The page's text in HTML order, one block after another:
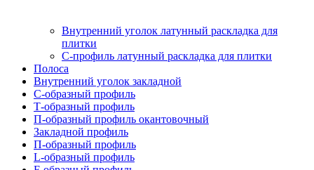
Внутренний уголок латунный раскладка для
плитки
С-профиль латунный раскладка для плитки
Полоса
Внутренний уголок закладной
С-образный профиль
Т-образный профиль
П-образный профиль окантовочный
Закладной профиль
П-образный профиль
L-образный профиль